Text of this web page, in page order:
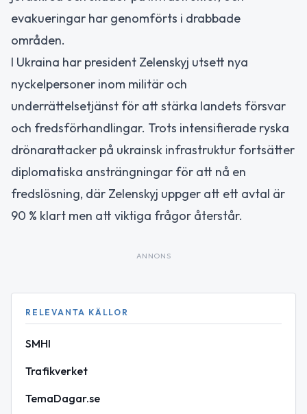
evakueringar har genomförts i drabbade
områden.
I Ukraina har president Zelenskyj utsett nya
nyckelpersoner inom militär och
underrättelsetjänst för att stärka landets försvar
och fredsförhandlingar. Trots intensifierade ryska
drönarattacker på ukrainsk infrastruktur fortsätter
diplomatiska ansträngningar för att nå en
fredslösning, där Zelenskyj uppger att ett avtal är
90 % klart men att viktiga frågor återstår.
ANNONS
RELEVANTA KÄLLOR
SMHI
Trafikverket
TemaDagar.se